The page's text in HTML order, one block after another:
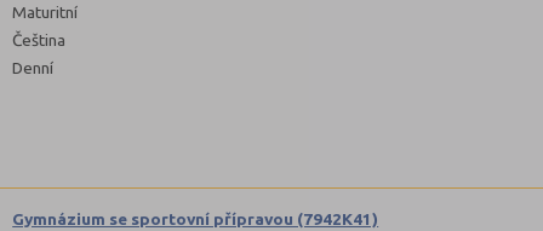
Maturitní
Čeština
Denní
Gymnázium se sportovní přípravou (7942K41)